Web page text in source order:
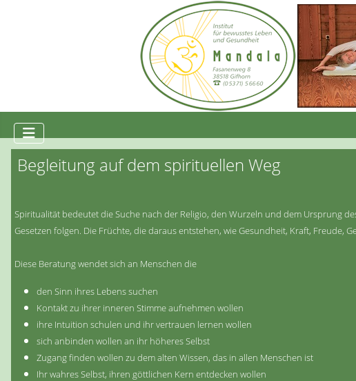
Begleitung auf dem spirituellen Weg
Spiritualität bedeutet die Suche nach der Religio, den Wurzeln und dem Ursprung
Gesetzen folgen. Die Früchte, die daraus entstehen, wie Gesundheit, Kraft, Freude,
Diese Beratung wendet sich an Menschen die
den Sinn ihres Lebens suchen
Kontakt zu ihrer inneren Stimme aufnehmen wollen
ihre Intuition schulen und ihr vertrauen lernen wollen
sich anbinden wollen an ihr höheres Selbst
Zugang finden wollen zu dem alten Wissen, das in allen Menschen ist
Ihr wahres Selbst, ihren göttlichen Kern entdecken wollen